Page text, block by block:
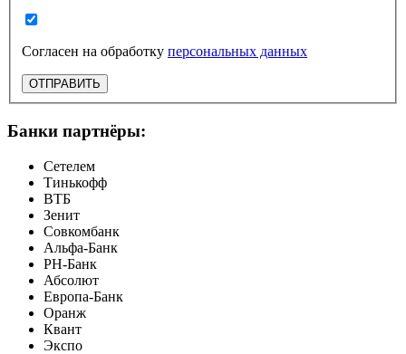
Согласен на обработку персональных данных
ОТПРАВИТЬ
Банки партнёры:
Сетелем
Тинькофф
ВТБ
Зенит
Совкомбанк
Альфа-Банк
РН-Банк
Абсолют
Европа-Банк
Оранж
Квант
Экспо